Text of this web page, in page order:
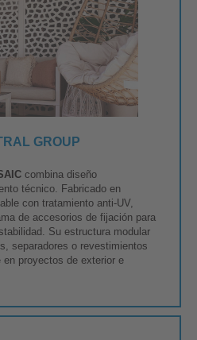
GROUP
combina diseño
técnico. Fabricado en
con tratamiento anti-UV,
de accesorios de fijación para
Su estructura modular
separadores o revestimientos
proyectos de exterior e